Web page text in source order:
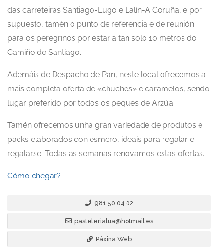
das carreteiras Santiago-Lugo e Lalín-A Coruña, e por
supuesto, tamén o punto de referencia e de reunión
para os peregrinos por estar a tan solo 10 metros do
Camiño de Santiago.
Ademáis de Despacho de Pan, neste local ofrecemos a
máis completa oferta de «chuches» e caramelos, sendo
lugar preferido por todos os peques de Arzúa.
Tamén ofrecemos unha gran variedade de produtos e
packs elaborados con esmero, ideais para regalar e
regalarse. Todas as semanas renovamos estas ofertas.
Cómo chegar?
981 50 04 02
pastelerialua@hotmail.es
Páxina Web